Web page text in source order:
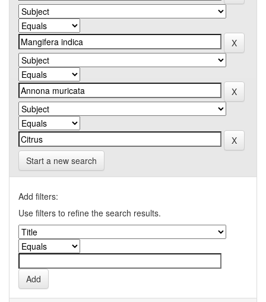
Start a new search
Add filters:
Use filters to refine the search results.